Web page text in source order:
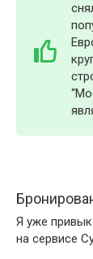
Я уже
на сервисе